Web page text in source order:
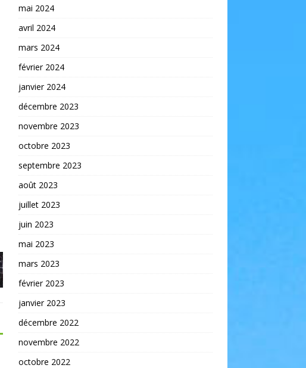
mai 2024
avril 2024
mars 2024
février 2024
janvier 2024
décembre 2023
novembre 2023
octobre 2023
septembre 2023
août 2023
juillet 2023
juin 2023
mai 2023
mars 2023
février 2023
janvier 2023
décembre 2022
novembre 2022
octobre 2022